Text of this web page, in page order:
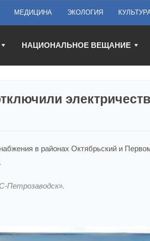
МЕДИЦИНА ЭКОЛОГИЯ
НАЦИОНАЛЬНОЕ ВЕЩАНИЕ
в районах Октябрьский и
Петрозаводск».